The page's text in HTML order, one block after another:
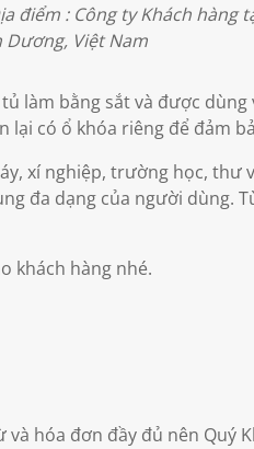
điểm : Công ty Khách hàng
Dương, Việt Nam
làm bằng sắt và được
có ổ khóa riêng để đảm
xí nghiệp, trường học, thư
đa dạng của người dùng.
khách hàng nhé.
hóa đơn đầy đủ nên Quý